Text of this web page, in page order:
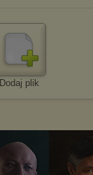
Dodaj plik